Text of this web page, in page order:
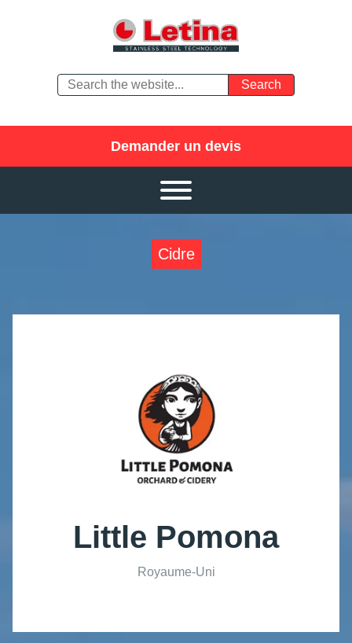
Demander un devis
Cidre
Little Pomona
Royaume-Uni